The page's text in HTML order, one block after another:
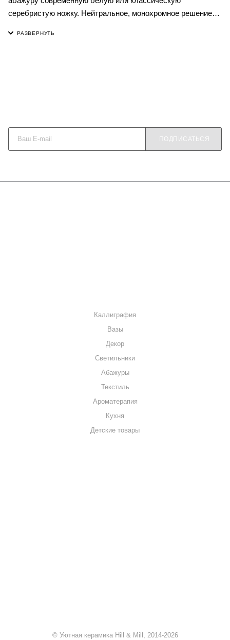
серебристую ножку. Нейтральное, монохромное решение
цоколя E14.
ПОДПИСАТЬСЯ
Каллиграфия
Вазы
Декор
Светильники
Абажуры
Текстиль
Ароматерапия
Кухня
Детские товары
© Уютная керамика Hill & Mill, 2014-2026